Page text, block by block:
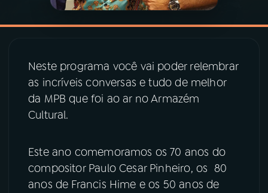
ACOMPANHE A RÁDIO MEC
Instagram X
TikTok
Neste programa você vai poder relembrar
as incríveis conversas e tudo de melhor
da MPB que foi ao ar no Armazém
Cultural.
Este ano comemoramos os 70 anos do
compositor Paulo Cesar Pinheiro, os 80
anos de Francis Hime e os 50 anos de